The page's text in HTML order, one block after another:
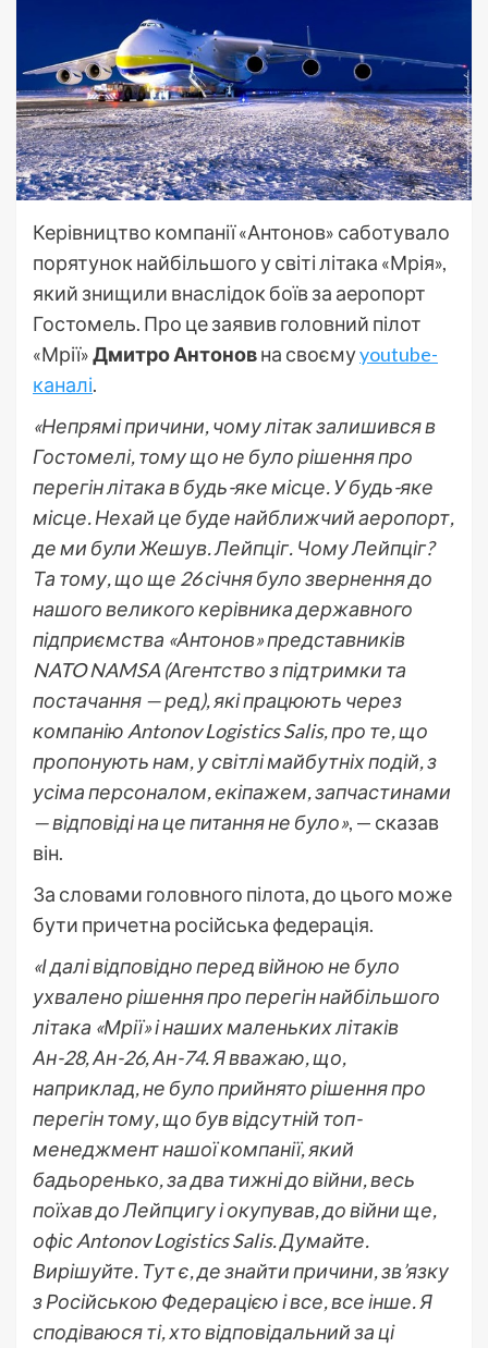
Керівництво компанії «Антонов» саботувало
порятунок найбільшого у світі літака «Мрія»,
який знищили внаслідок боїв за аеропорт
Гостомель. Про це заявив головний пілот
«Мрії»Дмитро Антоновна своємуyoutube-
каналі.
«Непрямі причини, чому літак залишився в
Гостомелі, тому що не було рішення про
перегін літака в будь-яке місце. У будь-яке
місце. Нехай це буде найближчий аеропорт,
де ми були Жешув. Лейпціг. Чому Лейпціг?
Та тому, що ще 26 січня було звернення до
нашого великого керівника державного
підприємства «Антонов» представників
NATO NAMSA (Агентство з підтримки та
постачання — ред), які працюють через
компанію Antonov Logistics Salis, про те, що
пропонують нам, у світлі майбутніх подій, з
усіма персоналом, екіпажем, запчастинами
— відповіді на це питання не було», — сказав
він.
За словами головного пілота, до цього може
бути причетна російська федерація.
«І далі відповідно перед війною не було
ухвалено рішення про перегін найбільшого
літака «Мрії» і наших маленьких літаків
Ан-28, Ан-26, Ан-74. Я вважаю, що,
наприклад, не було прийнято рішення про
перегін тому, що був відсутній топ-
менеджмент нашої компанії, який
бадьоренько, за два тижні до війни, весь
поїхав до Лейпцигу і окупував, до війни ще,
офіс Antonov Logistics Salis. Думайте.
Вирішуйте. Тут є, де знайти причини, зв’язку
з Російською Федерацією і все, все інше. Я
сподіваюся ті, хто відповідальний за ці